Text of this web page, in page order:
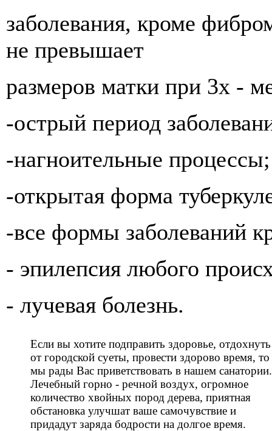
заболевания, кроме
не превышает
размеров матки при 3х -
-острый период
-нагноительные процессы;
-открытая форма
-все формы заболеваний
- эпилепсия любого
- лучевая болезнь.
Если вы хотите подправить здоровье, отдохнуть
от городской суеты, провести здорово время, то
мы рады Вас приветствовать в нашем санатории.
Лечебный горно - речной воздух, огромное
количество хвойных пород дерева, приятная
обстановка улучшат ваше самочувствие и
придадут заряда бодрости на долгое время.